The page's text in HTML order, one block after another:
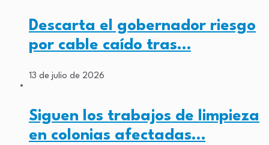
Descarta el gobernador riesgo
por cable caído tras…
13 de julio de 2026
Siguen los trabajos de limpieza
en colonias afectadas…